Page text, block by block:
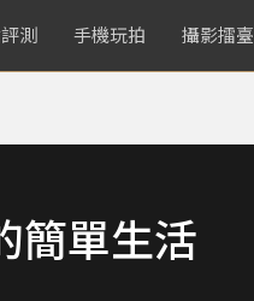
測 手機玩拍 攝影擂臺
簡單生活